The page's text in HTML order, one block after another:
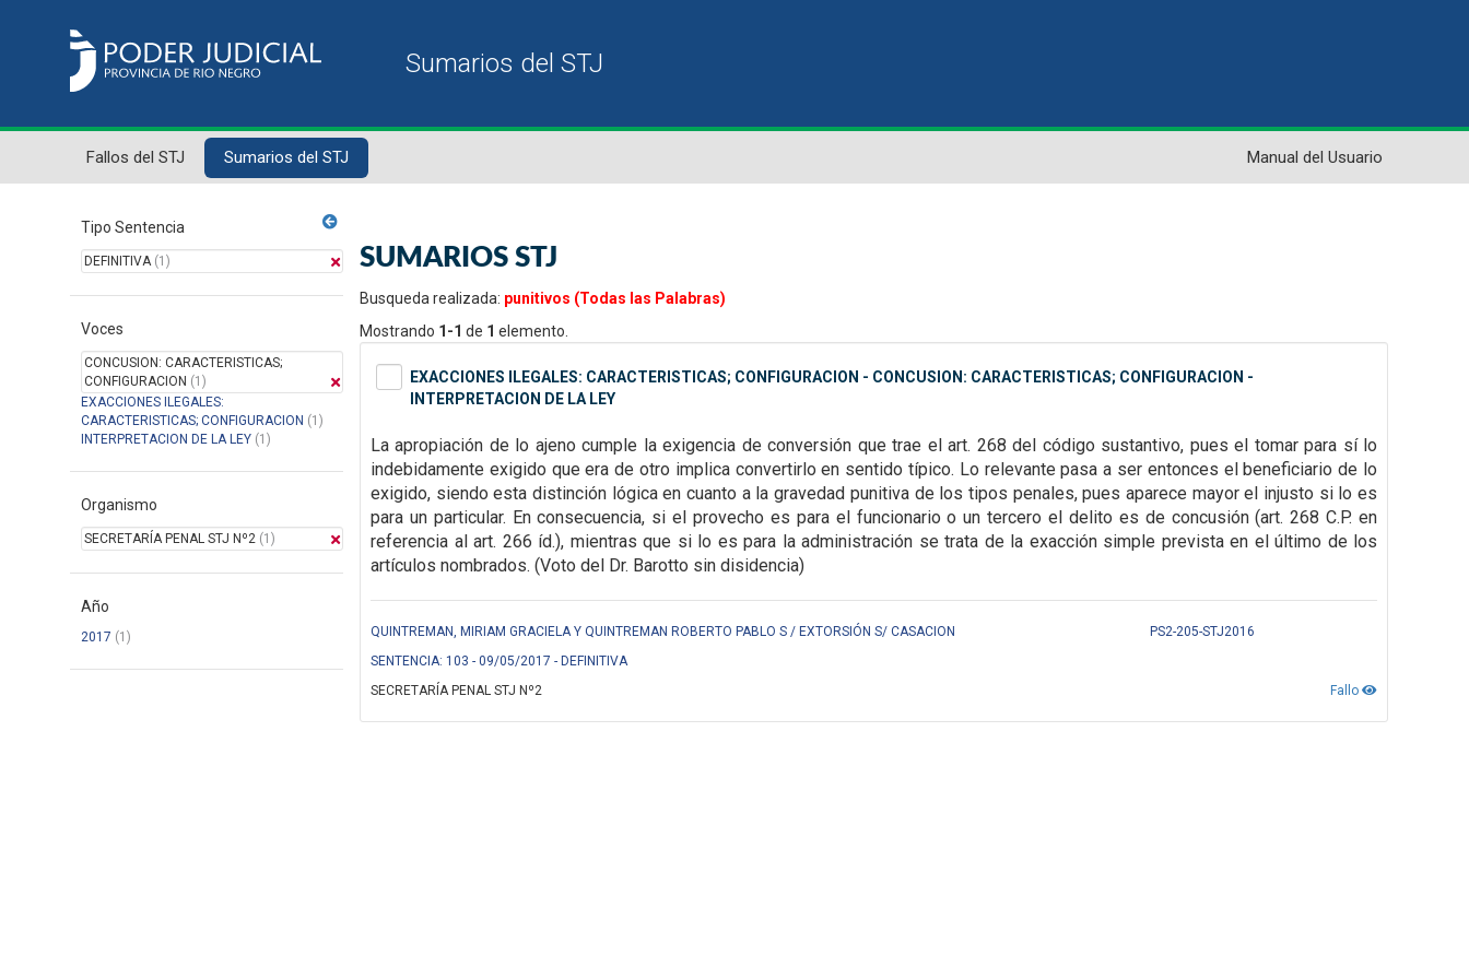
Fallos del STJ Sumarios del STJ Manual del Usuario
Tipo Sentencia
DEFINITIVA(1)
Voces
CONCUSION: CARACTERISTICAS;
CONFIGURACION (1)
EXACCIONES ILEGALES:
CARACTERISTICAS; CONFIGURACION (1)
INTERPRETACION DE LA LEY (1)
Organismo
SECRETARÍA PENAL STJ Nº2 (1)
Año
2017 (1)
SUMARIOS STJ
Busqueda realizada: punitivos (Todas las Palabras)
Mostrando 1-1 de 1 elemento.
EXACCIONES ILEGALES: CARACTERISTICAS; CONFIGURACION - CONCUSION: CARACTERISTICAS; CONFIGURACION -
INTERPRETACION DE LA LEY
La apropiación de lo ajeno cumple la exigencia de conversión que trae el art. 268 del código sustantivo, pues el tomar para sí lo
indebidamente exigido que era de otro implica convertirlo en sentido típico. Lo relevante pasa a ser entonces el beneficiario de lo
exigido, siendo esta distinción lógica en cuanto a la gravedad punitiva de los tipos penales, pues aparece mayor el injusto si lo es
para un particular. En consecuencia, si el provecho es para el funcionario o un tercero el delito es de concusión (art. 268 C.P. en
referencia al art. 266 íd.), mientras que si lo es para la administración se trata de la exacción simple prevista en el último de los
artículos nombrados. (Voto del Dr. Barotto sin disidencia)
QUINTREMAN, MIRIAM GRACIELA Y QUINTREMAN ROBERTO PABLO S / EXTORSIÓN S/ CASACION
PS2-205-STJ2016
SENTENCIA: 103 - 09/05/2017 - DEFINITIVA
Fallo
SECRETARÍA PENAL STJ Nº2